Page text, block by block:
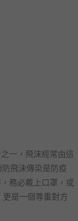
一，飛沫經常由這
飛沫傳染是防疫
務必戴上口罩，或
更是一個尊重對方